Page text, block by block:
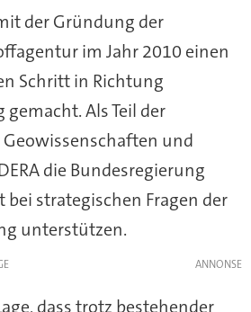
der Gründung der
im Jahr 2010 einen
Schritt in Richtung
Als Teil der
und
die Bundesregierung
strategischen Fragen der
unterstützen.
dass trotz bestehender